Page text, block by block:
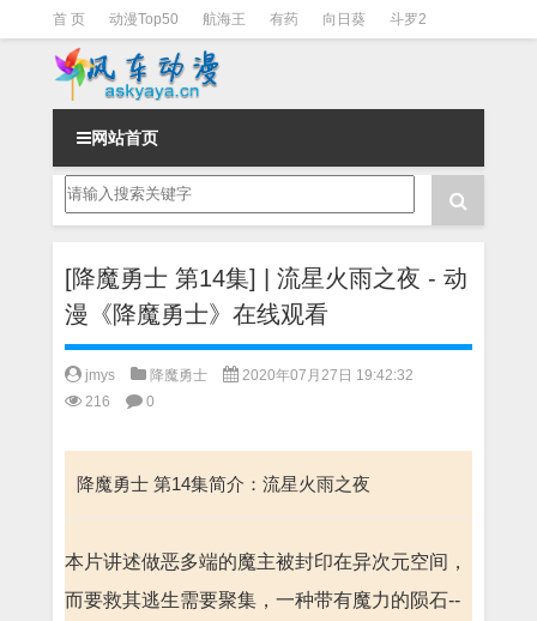
首 页 动漫Top50 航海王 有药 向日葵 斗罗2
斗罗3 火影 一拳超人
网站首页
[降魔勇士 第14集] | 流星火雨之夜 - 动
漫《降魔勇士》在线观看
jmys 降魔勇士
2020年07月27日 19:42:32
216
0
降魔勇士 第14集简介：流星火雨之夜
本片讲述做恶多端的魔主被封印在异次元空间，
而要救其逃生需要聚集，一种带有魔力的陨石--